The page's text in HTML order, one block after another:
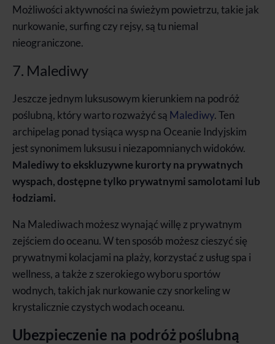
Możliwości aktywności na świeżym powietrzu, takie jak
nurkowanie, surfing czy rejsy, są tu niemal
nieograniczone.
7. Malediwy
Jeszcze jednym luksusowym kierunkiem na podróż
poślubną, który warto rozważyć są Malediwy. Ten
archipelag ponad tysiąca wysp na Oceanie Indyjskim
jest synonimem luksusu i niezapomnianych widoków.
Malediwy to ekskluzywne kurorty na prywatnych
wyspach, dostępne tylko prywatnymi samolotami lub
łodziami.
Na Malediwach możesz wynająć willę z prywatnym
zejściem do oceanu. W ten sposób możesz cieszyć się
prywatnymi kolacjami na plaży, korzystać z usług spa i
wellness, a także z szerokiego wyboru sportów
wodnych, takich jak nurkowanie czy snorkeling w
krystalicznie czystych wodach oceanu.
Ubezpieczenie na podróż poślubną